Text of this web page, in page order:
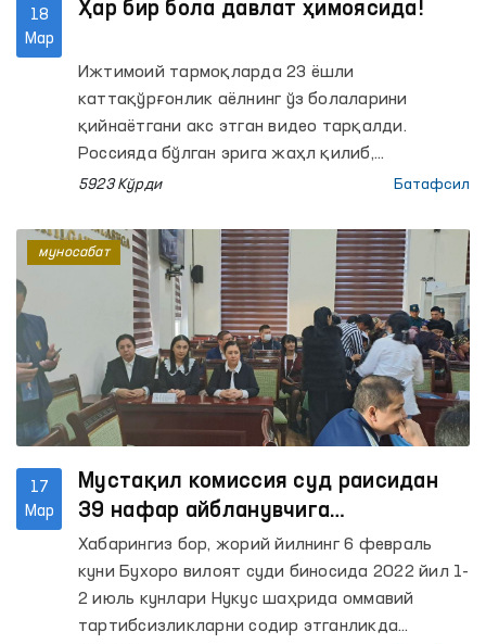
18
Мар
Ҳар бир бола давлат ҳимоясида!
Ижтимоий тармоқларда 23 ёшли
каттақўрғонлик аёлнинг ўз болаларини
қийнаётгани акс этган видео тарқалди.
Россияда бўлган эрига жаҳл қилиб,
болаларига зулм қилган “она” жамоатчилик
5923 Кўрди Батафсил
17
Мар
Мустақил комиссия суд раисидан
39 нафар айбланувчига
инсонпарварлик тамойиллари
асосида жазо тайинланишини
сўради
Хабарингиз бор, жорий йилнинг 6 февраль
куни Бухоро вилоят суди биносида 2022 йил 1-
2 июль кунлари Нукус шаҳрида оммавий
тартибсизликларни содир этганликда
муносабат